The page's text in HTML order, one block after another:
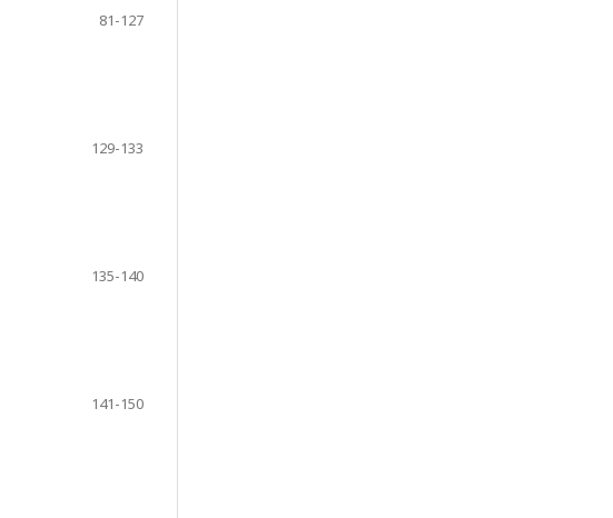
81-127
129-133
135-140
141-150